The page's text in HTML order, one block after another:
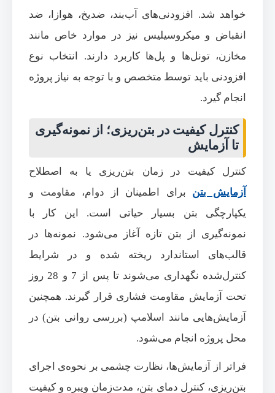
خواهد شد. افزودنی‌های آب‌بند، ضدیخ، هوازا، ضد
انقباض و میکروسیلیس نیز در موارد خاص مانند
مخازن، تونل‌ها و پل‌ها کاربرد دارند. انتخاب نوع
افزودنی باید توسط متخصص و با توجه به نیاز پروژه
انجام گیرد.
کنترل کیفیت در بتن‌ریزی؛ از نمونه‌گیری
تا آزمایش
کنترل کیفیت در زمان بتن‌ریزی یا به اصطلاح
آزمایش بتن برای اطمینان از دوام، مقاومت و
یکپارچگی بتن بسیار حیاتی است. این کار با
نمونه‌گیری از بتن تازه آغاز می‌شود. نمونه‌ها در
قالب‌های استاندارد ریخته شده و در شرایط
کنترل‌شده نگهداری می‌شوند تا پس از 7 و 28 روز
تحت آزمایش مقاومت فشاری قرار گیرند. همچنین
آزمایش‌هایی مانند اسلامپ (بررسی روانی بتن) در
محل پروژه انجام می‌شود.
فراتر از آزمایش‌ها، نظارت چشمی بر نحوه‌ی اجرای
بتن‌ریزی، کنترل دمای بتن، مدت‌زمان ویبره و کیفیت